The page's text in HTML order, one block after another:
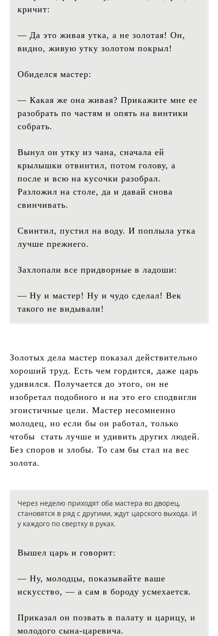
кричит:
— Да это живая утка, а не золотая! Он,
видно, живую утку золотом покрыл!
Обиделся мастер:
— Какая же она живая? Прикажите мне ее
разобрать по частям и опять на винтики
собрать.
Вынул он утку из чана, сначала ей
крылышки отвинтил, потом голову, а
после и всю на кусочки разобрал.
Разложил на столе, да и давай снова
свинчивать.
Свинтил, пустил на воду. И поплыла утка
лучше прежнего.
Захлопали все придворные в ладоши:
— Ну и мастер! Ну и чудо сделал! Век
такого не видывали!
Золотых дела мастер показал действительно
хороший труд. Есть чем гордится, даже царь
удивился. Получается до этого, он не
изобретал подобного и на это его сподвигли
эгоистичные цели. Мастер несомненно
молодец, но если бы он работал, только
чтобы стать лучше и удивить других людей.
Без споров и злобы. То сам бы стал на вес
золота.
Через неделю приходят оба мастера во дворец,
становятся в ряд с другими, ждут царского выхода. И
у каждого по свертку в руках.
Вышел царь и говорит:
— Ну, молодцы, показывайте ваше
искусство, — а сам в бороду усмехается.
Приказал он позвать в палату и царицу, и
молодого сына-царевича.